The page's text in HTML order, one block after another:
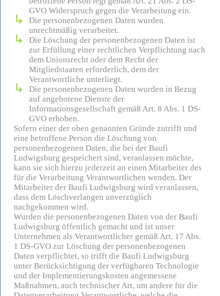
GVO Widerspruch gegen die Verarbeitung ein.
Die personenbezogenen Daten wurden
unrechtmäßig verarbeitet.
Die Löschung der personenbezogenen Daten ist
zur Erfüllung einer rechtlichen Verpflichtung nach
dem Unionsrecht oder dem Recht der
Mitgliedstaaten erforderlich, dem der
Verantwortliche unterliegt.
Die personenbezogenen Daten wurden in Bezug
auf angebotene Dienste der
Informationsgesellschaft gemäß Art. 8 Abs. 1 DS-
GVO erhoben.
Sofern einer der oben genannten Gründe zutrifft und
eine betroffene Person die Löschung von
personenbezogenen Daten, die bei der Baufi
Ludwigsburg gespeichert sind, veranlassen möchte,
kann sie sich hierzu jederzeit an einen Mitarbeiter des
für die Verarbeitung Verantwortlichen wenden. Der
Mitarbeiter der Baufi Ludwigsburg wird veranlassen,
dass dem Löschverlangen unverzüglich
nachgekommen wird.
Wurden die personenbezogenen Daten von der Baufi
Ludwigsburg öffentlich gemacht und ist unser
Unternehmen als Verantwortlicher gemäß Art. 17 Abs.
1 DS-GVO zur Löschung der personenbezogenen
Daten verpflichtet, so trifft die Baufi Ludwigsburg
unter Berücksichtigung der verfügbaren Technologie
und der Implementierungskosten angemessene
Maßnahmen, auch technischer Art, um andere für die